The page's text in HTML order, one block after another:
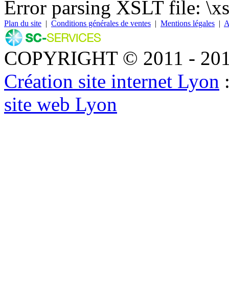
Error parsing XSLT file:
Plan du site | Conditions générales de ventes | Mentions légales |
COPYRIGHT © 2011 -
Création site internet Lyon
site web Lyon